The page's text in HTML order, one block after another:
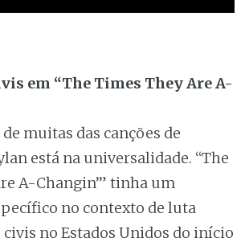
em “The Times They Are A-
muitas das canções de
está na universalidade. “The
A-Changin’” tinha um
no contexto de luta
no Estados Unidos do início